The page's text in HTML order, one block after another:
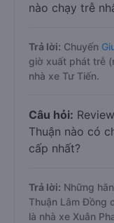
nào chạy trễ
Trả lời: Chuyến
giờ xuất phát trễ
nhà xe Tư Tiến.
Câu hỏi:
Thuận nào có
cấp nhất?
Trả lời: Những
Thuận Lâm Đồng
là nhà xe Xuân